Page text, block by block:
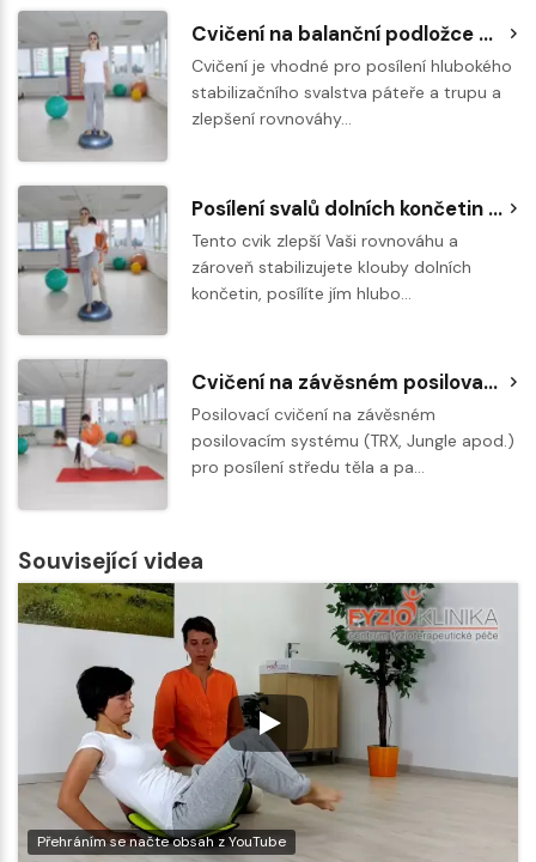
Cvičení na balanční podložce BOSU - stoj s rozpažením a rotací trupu
Cvičení je vhodné pro posílení hlubokého
stabilizačního svalstva páteře a trupu a
zlepšení rovnováhy…
Posílení svalů dolních končetin a stabilizace ve stoji na BOSU
Tento cvik zlepší Vaši rovnováhu a
zároveň stabilizujete klouby dolních
končetin, posílíte jím hlubo…
Cvičení na závěsném posilovacím systému - pánský klik
Posilovací cvičení na závěsném
posilovacím systému (TRX, Jungle apod.)
pro posílení středu těla a pa…
Související videa
Přehráním se načte obsah z YouTube